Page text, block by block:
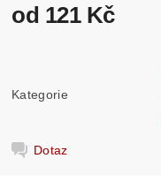
od 121 Kč
Kategorie
Dotaz